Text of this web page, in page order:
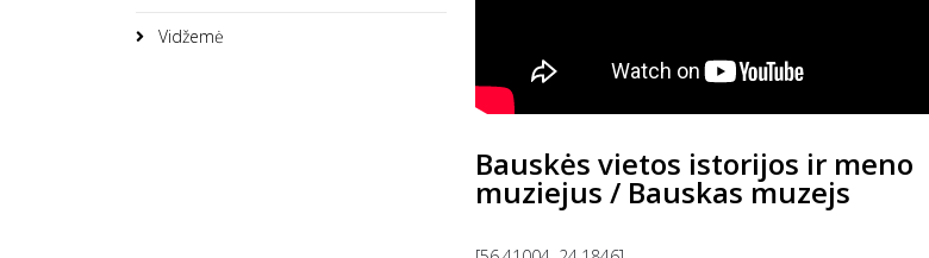
Vidžemė
Bauskės vietos istorijos ir meno
muziejus / Bauskas muzejs